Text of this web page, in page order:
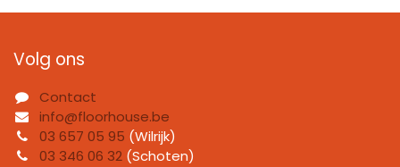
Volg ons
Contact
info@floorhouse.be
03 657 05 95 (Wilrijk)
03 346 06 32 (Schoten)